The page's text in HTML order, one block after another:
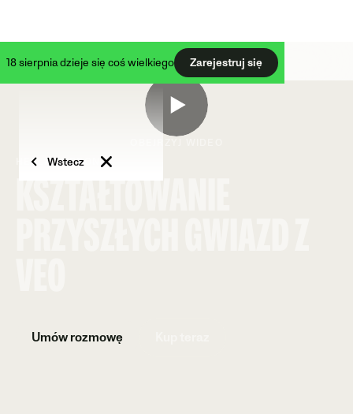
18 sierpnia dzieje się coś wielkiego Zarejestruj się
Wstecz
HELLAS VERONA
Umów rozmowę